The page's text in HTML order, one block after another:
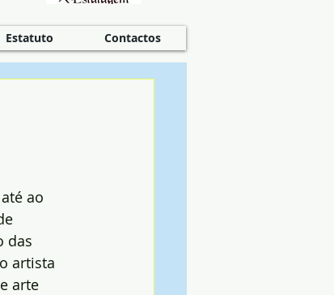
Estatuto Contactos
ao
das
artista
arte